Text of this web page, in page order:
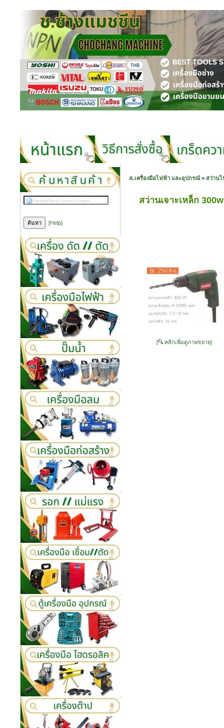
[Help]
A.เครื่องมือไฟฟ้า และอุปกรณ์> สว่าน
สว่านเจาะเหล็ก
[ คลิกเพื่อดูภาพขยาย]